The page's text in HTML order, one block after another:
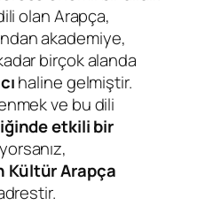
olan Arapça,
akademiye,
birçok alanda
haline gelmiştir.
ve bu dili
etkili bir
Kültür Arapça